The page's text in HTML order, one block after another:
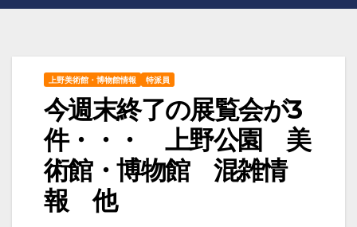
上野美術館・博物館情報 特派員
今週末終了の展覧会が3
件・・・ 上野公園 美
術館・博物館 混雑情
報 他